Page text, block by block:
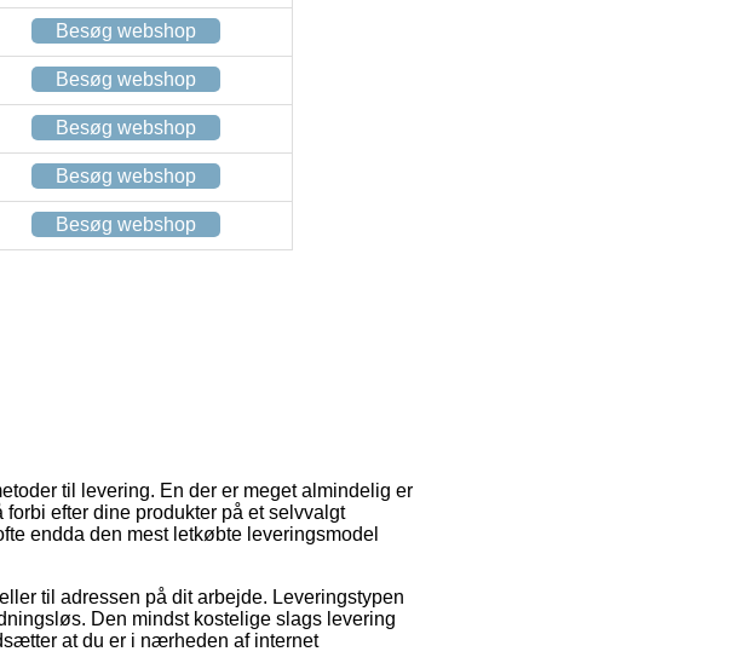
Besøg webshop
Besøg webshop
Besøg webshop
Besøg webshop
Besøg webshop
til levering. En der er meget almindelig er
efter dine produkter på et selvvalgt
endda den mest letkøbte leveringsmodel
til adressen på dit arbejde. Leveringstypen
Den mindst kostelige slags levering
at du er i nærheden af internet